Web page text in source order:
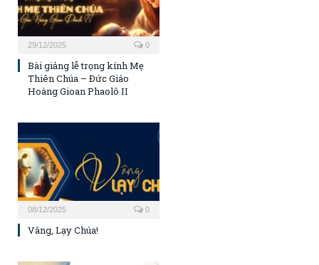
29/12/2025 0
Bài giảng lễ trọng kính Mẹ
Thiên Chúa – Đức Giáo
Hoàng Gioan Phaolô II
08/12/2025 0
Vâng, Lạy Chúa!